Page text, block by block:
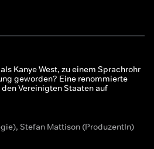
Kanye West, zu einem Sprachrohr
geworden? Eine renommierte
Vereinigten Staaten auf
Stefan Mattison (ProduzentIn)